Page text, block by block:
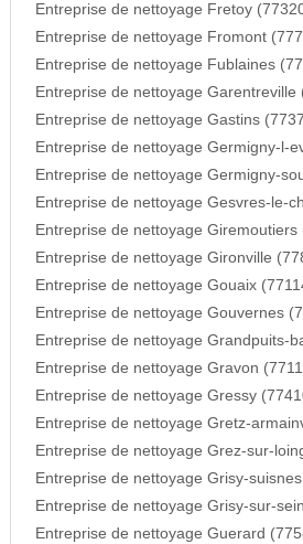
Entreprise de nettoyage Fretoy
Entreprise de nettoyage Fromont
Entreprise de nettoyage Fublaines
Entreprise de nettoyage Garentreville
Entreprise de nettoyage Gastins
Entreprise de nettoyage Germigny-l-
Entreprise de nettoyage Germigny-
Entreprise de nettoyage Gesvres-le-
Entreprise de nettoyage Giremoutiers
Entreprise de nettoyage Gironville
Entreprise de nettoyage Gouaix
Entreprise de nettoyage Gouvernes
Entreprise de nettoyage Grandpuits-
Entreprise de nettoyage Gravon
Entreprise de nettoyage Gressy
Entreprise de nettoyage Gretz-
Entreprise de nettoyage Grez-sur-
Entreprise de nettoyage Grisy-
Entreprise de nettoyage Grisy-sur-
Entreprise de nettoyage Guerard